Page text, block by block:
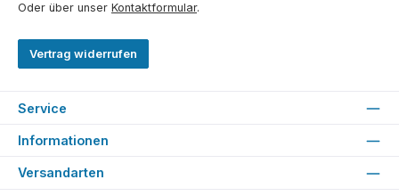
Oder über unser Kontaktformular.
Vertrag widerrufen
Service
Informationen
Versandarten